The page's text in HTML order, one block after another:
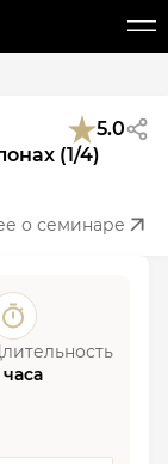
5.0
(1/4)
о семинаре
часа